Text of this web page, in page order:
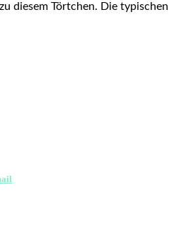
diesem Törtchen. Die typischen